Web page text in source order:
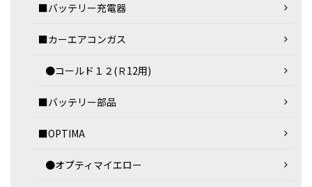
■バッテリー充電器
■カーエアコンガス
●コールド１２(Ｒ12用)
■バッテリー部品
■OPTIMA
●オプティマイエロー